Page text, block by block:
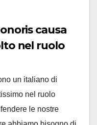
causa
nel ruolo
un italiano di
nel ruolo
le nostre